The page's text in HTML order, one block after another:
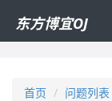
东方博宜OJ
首页 问题列表